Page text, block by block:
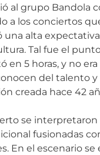
al grupo Bandola
a los conciertos
una alta
Tal fue el
en 5 horas, y no
del talento y
creada hace 42
se interpretaron
fusionadas
En el escenario se